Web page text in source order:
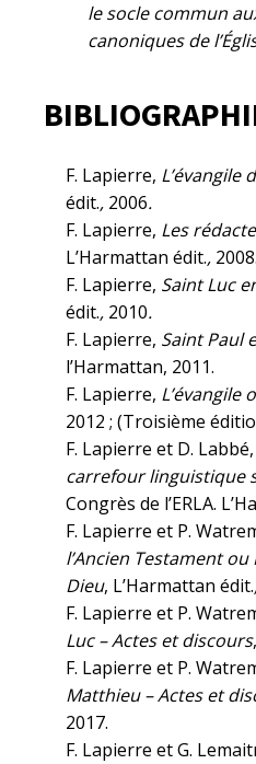
le socle commun
canoniques de
F. Lapierre, L’évangile
édit., 2006.
F. Lapierre, Les
L’Harmattan édit., 2008.
F. Lapierre, Saint Luc
édit., 2010.
F. Lapierre, Saint Paul
l’Harmattan, 2011.
F. Lapierre, L’évangile
2012 ; (Troisième
F. Lapierre et D. Labbé,
carrefour linguistique
Congrès de l’ERLA.
F. Lapierre et P.
l’Ancien Testament
Dieu, L’Harmattan édit.
F. Lapierre et P.
Luc – Actes et discours
F. Lapierre et P.
Matthieu – Actes et
2017.
F. Lapierre et G.